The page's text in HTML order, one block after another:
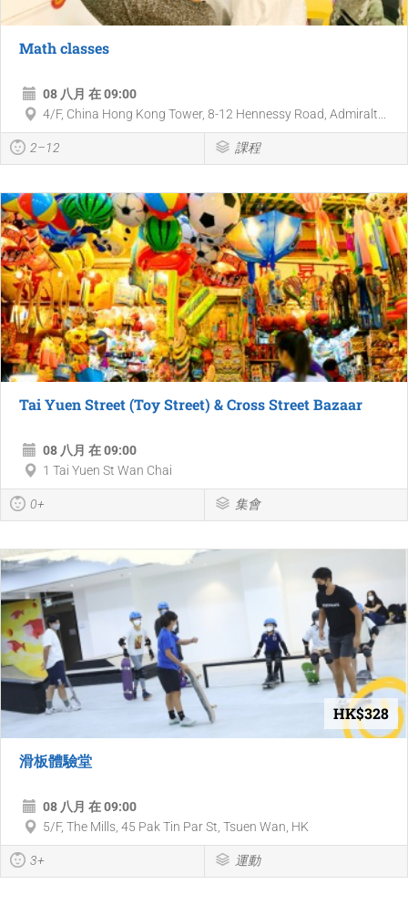
Math classes
08 八月 在 09:00
4/F, China Hong Kong Tower, 8-12 Hennessy Road, Admiralt...
2–12 課程
Tai Yuen Street (Toy Street) & Cross Street Bazaar
08 八月 在 09:00
1 Tai Yuen St Wan Chai
0+ 集會
HK$328
滑板體驗堂
08 八月 在 09:00
5/F, The Mills, 45 Pak Tin Par St, Tsuen Wan, HK
3+ 運動